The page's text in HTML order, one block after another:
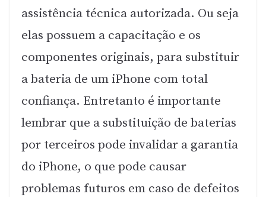
assistência técnica autorizada. Ou seja
elas possuem a capacitação e os
componentes originais, para substituir
a bateria de um iPhone com total
confiança. Entretanto é importante
lembrar que a substituição de baterias
por terceiros pode invalidar a garantia
do iPhone, o que pode causar
problemas futuros em caso de defeitos